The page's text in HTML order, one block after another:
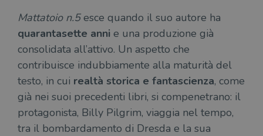
Mattatoio n.5esce quando il suo autore ha
quarantasette anni e una produzione già
consolidata all’attivo. Un aspetto che
contribuisce indubbiamente alla maturità del
testo, in cui realtà storica e fantascienza, come
già nei suoi precedenti libri, si compenetrano: il
protagonista, Billy Pilgrim, viaggia nel tempo,
tra il bombardamento di Dresda e la sua